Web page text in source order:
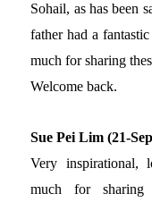
Sohail, as has been
father had a
much for sharing
Welcome back.
Sue Pei Lim (21-
Very inspirational,
much for sharing